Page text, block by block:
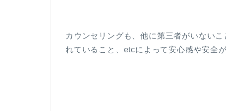
カウンセリングも、他に第三者がいない
れていること、etcによって安心感や安全